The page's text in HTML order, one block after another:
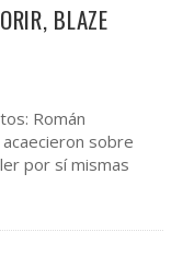
BLAZE
Román
sobre
por sí mismas